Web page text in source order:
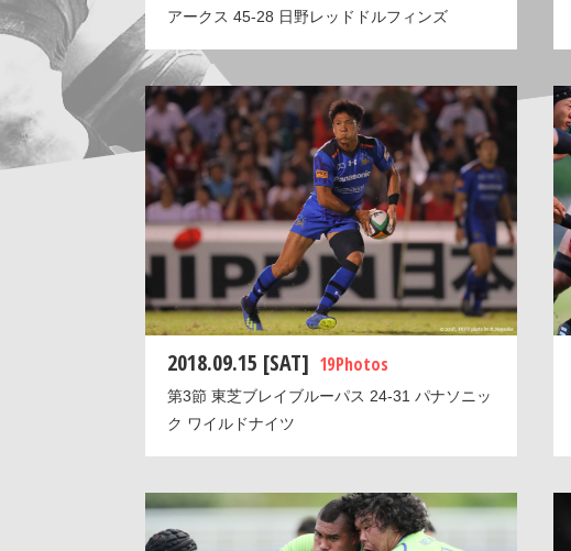
アークス 45-28 日野レッドドルフィンズ
2018.09.15 [SAT] 19 Photos
第3節 東芝ブレイブルーパス 24-31 パナソニッ
ク ワイルドナイツ